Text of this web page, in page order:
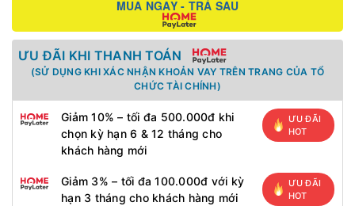
MUA NGAY - TRẢ SAU
ƯU ĐÃI KHI THANH TOÁN
(SỬ DỤNG KHI XÁC NHẬN KHOẢN VAY TRÊN TRANG CỦA TỔ
CHỨC TÀI CHÍNH)
Giảm 10% – tối đa 500.000đ khi
chọn kỳ hạn 6 & 12 tháng cho
khách hàng mới
ƯU ĐÃI
HOT
Giảm 3% – tối đa 100.000đ với kỳ
hạn 3 tháng cho khách hàng mới
ƯU ĐÃI
HOT